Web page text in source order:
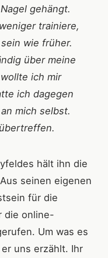
gehängt.
trainiere,
wie früher.
über meine
ich mir
ich dagegen
mich selbst.
hält ihn die
seinen eigenen
für die
die online-
Um was es
uns erzählt. Ihr